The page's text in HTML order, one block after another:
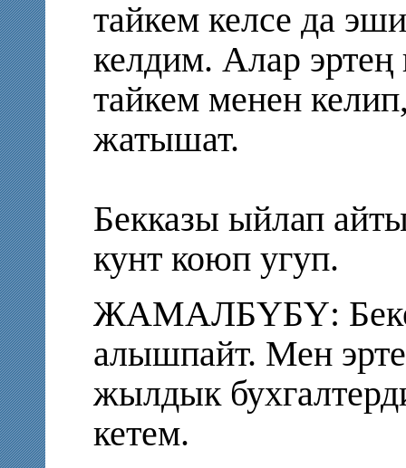
тайкем келсе да
келдим. Алар
тайкем менен
жатышат.
Бекказы ыйлап
кунт коюп угуп.
ЖАМАЛБҮБҮ:
алышпайт. Мен
жылдык
кетем.